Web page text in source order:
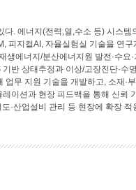
. 에너지(전력,열,수소 등) 시스템
피지컬AI, 자율실험실 기술을 연
에너지/분산에너지원 발전·수요
반 상태추정과 이상/고장진단·
무 지원 기술을 개발하고, 소재·
이션과 현장 피드백을 통해 신뢰
·산업설비 관리 등 현장에 확장 적